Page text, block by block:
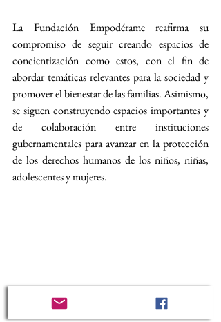
La Fundación Empodérame reafirma su
compromiso de seguir creando espacios de
concientización como estos, con el fin de
abordar temáticas relevantes para la sociedad y
promover el bienestar de las familias. Asimismo,
se siguen construyendo espacios importantes y
de colaboración entre instituciones
gubernamentales para avanzar en la protección
de los derechos humanos de los niños, niñas,
adolescentes y mujeres.